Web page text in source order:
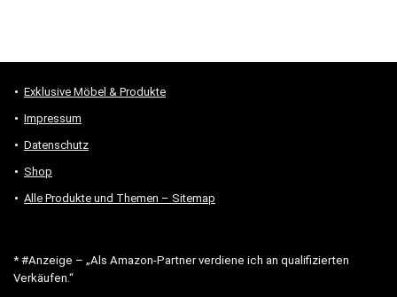
Exklusive Möbel & Produkte
Impressum
Datenschutz
Shop
Alle Produkte und Themen – Sitemap
* #Anzeige – „Als Amazon-Partner verdiene ich an qualifizierten
Verkäufen.“